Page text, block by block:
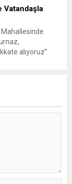
Vatandaşla
Mahallesinde
alıyoruz”
Başkan İhsan